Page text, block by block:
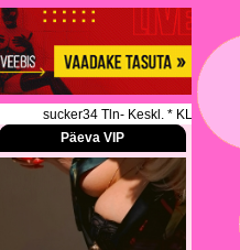
sucker34 Tln- Keskl. *
Päeva VIP